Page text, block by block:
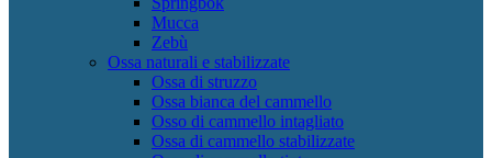
Mucca
Zebù
Ossa naturali e stabilizzate
Ossa di struzzo
Ossa bianca del cammello
Osso di cammello intagliato
Ossa di cammello stabilizzate